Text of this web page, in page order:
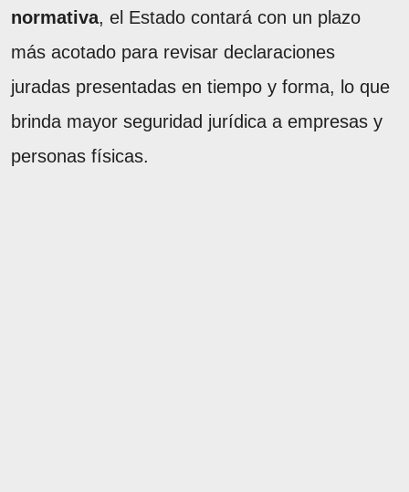
normativa, el Estado contará con un plazo
más acotado para revisar declaraciones
juradas presentadas en tiempo y forma, lo que
brinda mayor seguridad jurídica a empresas y
personas físicas.